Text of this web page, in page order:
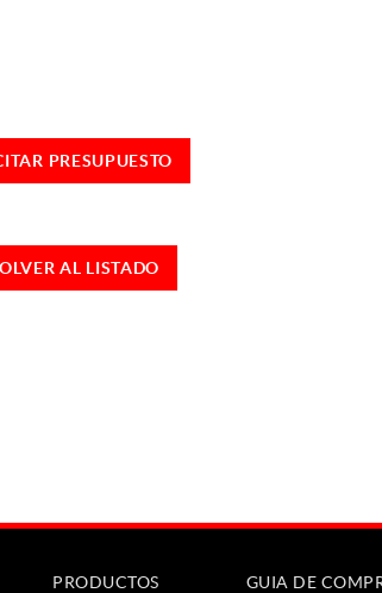
PRESUPUESTO
AL LISTADO
PRODUCTOS GUIA DE